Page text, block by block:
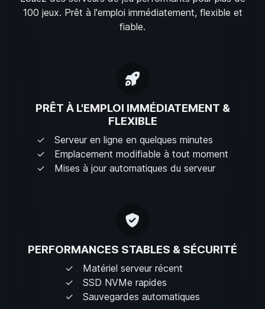
100 jeux. Prêt à l'emploi immédiatement, flexible et
fiable.
PRÊT À L'EMPLOI IMMÉDIATEMENT &
FLEXIBLE
Serveur en ligne en quelques minutes
Emplacement modifiable à tout moment
Mises à jour automatiques du serveur
PERFORMANCES STABLES & SÉCURITÉ
Matériel serveur récent
SSD NVMe rapides
Sauvegardes automatiques